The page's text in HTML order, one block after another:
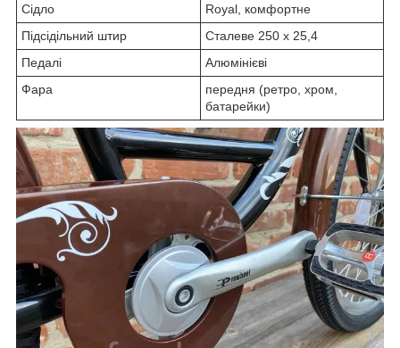
Сідло
Royal, комфортне
Підсідільний штир
Сталеве 250 x 25,4
Педалі
Алюмінієві
Фара
передня (ретро, хром,
батарейки)